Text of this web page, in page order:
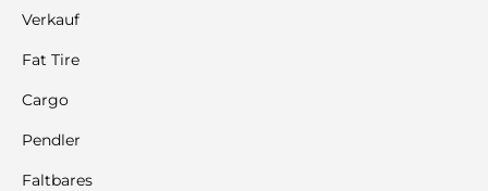
Verkauf
Fat Tire
Cargo
Pendler
Faltbares